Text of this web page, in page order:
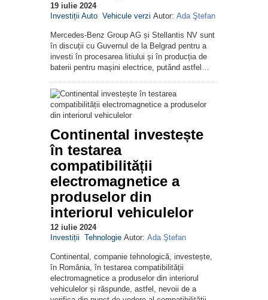
19 iulie 2024
Investiții Auto Vehicule verzi Autor: Ada Ştefan
Mercedes-Benz Group AG și Stellantis NV sunt
în discuții cu Guvernul de la Belgrad pentru a
investi în procesarea litiului și în producția de
baterii pentru mașini electrice, putând astfel…
Continental investește
în testarea
compatibilității
electromagnetice a
produselor din
interiorul vehiculelor
12 iulie 2024
Investiții Tehnologie Autor: Ada Ştefan
Continental, companie tehnologică, investește,
în România, în testarea compatibilității
electromagnetice a produselor din interiorul
vehiculelor și răspunde, astfel, nevoii de a